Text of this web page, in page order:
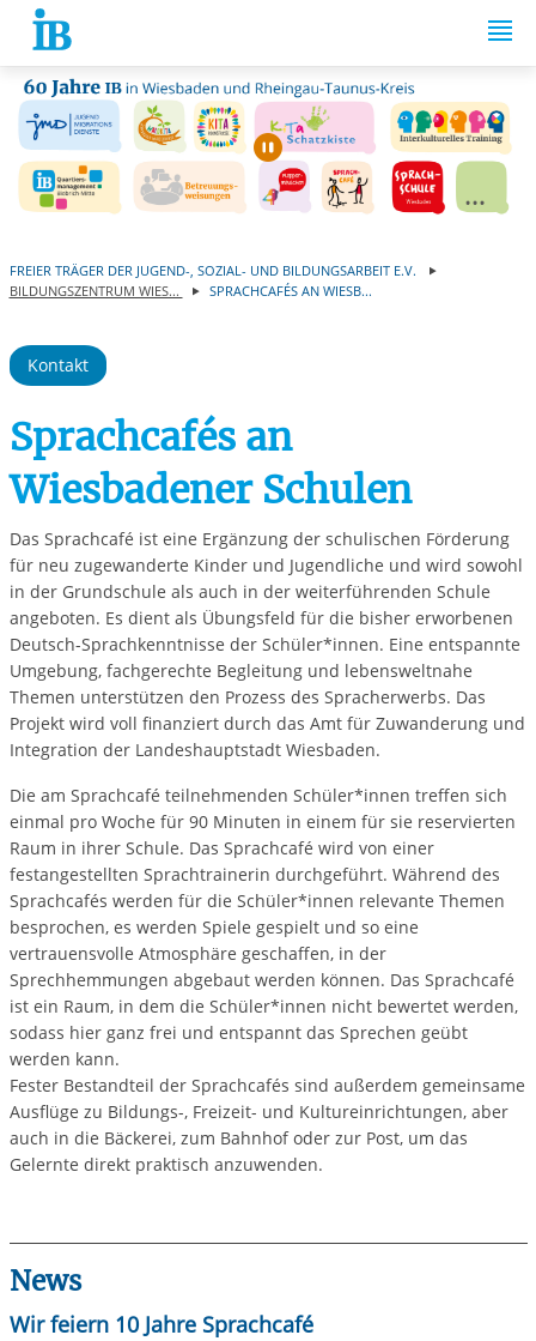
Springe zum Inhalt
Automatische
FREIER TRÄGER DER JUGEND-, SOZIAL- UND BILDUNGSARBEIT E.V.
BILDUNGSZENTRUM WIES...
SPRACHCAFÉS AN WIESB...
Kontakt
Sprachcafés an
Wiesbadener Schulen
Das Sprachcafé ist eine Ergänzung der schulischen Förderung
für neu zugewanderte Kinder und Jugendliche und wird sowohl
in der Grundschule als auch in der weiterführenden Schule
angeboten. Es dient als Übungsfeld für die bisher erworbenen
Deutsch-Sprachkenntnisse der Schüler*innen. Eine entspannte
Umgebung, fachgerechte Begleitung und lebensweltnahe
Themen unterstützen den Prozess des Spracherwerbs. Das
Projekt wird voll finanziert durch das Amt für Zuwanderung und
Integration der Landeshauptstadt Wiesbaden.
Die am Sprachcafé teilnehmenden Schüler*innen treffen sich
einmal pro Woche für 90 Minuten in einem für sie reservierten
Raum in ihrer Schule. Das Sprachcafé wird von einer
festangestellten Sprachtrainerin durchgeführt. Während des
Sprachcafés werden für die Schüler*innen relevante Themen
besprochen, es werden Spiele gespielt und so eine
vertrauensvolle Atmosphäre geschaffen, in der
Sprechhemmungen abgebaut werden können. Das Sprachcafé
ist ein Raum, in dem die Schüler*innen nicht bewertet werden,
sodass hier ganz frei und entspannt das Sprechen geübt
werden kann.
Fester Bestandteil der Sprachcafés sind außerdem gemeinsame
Ausflüge zu Bildungs-, Freizeit- und Kultureinrichtungen, aber
auch in die Bäckerei, zum Bahnhof oder zur Post, um das
Gelernte direkt praktisch anzuwenden.
News
Wir feiern 10 Jahre Sprachcafé